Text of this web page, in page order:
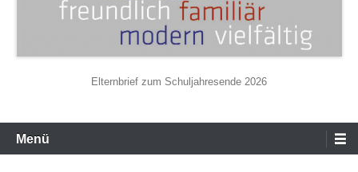
Elternbrief zum Schuljahresende 2026
Primäres
Menü
Menü